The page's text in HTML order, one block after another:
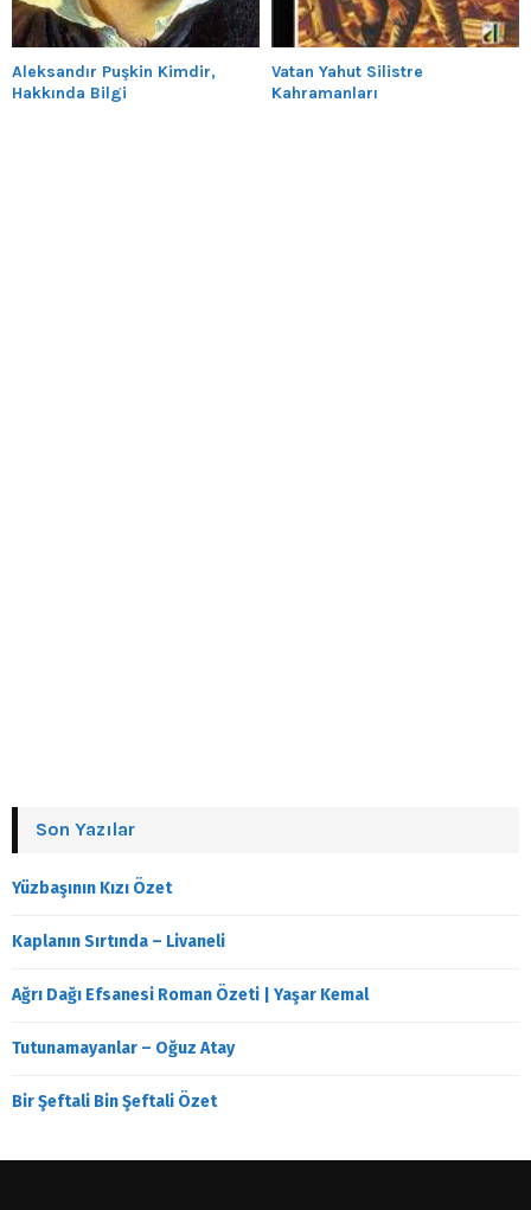
Aleksandır Puşkin Kimdir,
Hakkında Bilgi
Vatan Yahut Silistre
Kahramanları
Son Yazılar
Yüzbaşının Kızı Özet
Kaplanın Sırtında – Livaneli
Ağrı Dağı Efsanesi Roman Özeti | Yaşar Kemal
Tutunamayanlar – Oğuz Atay
Bir Şeftali Bin Şeftali Özet